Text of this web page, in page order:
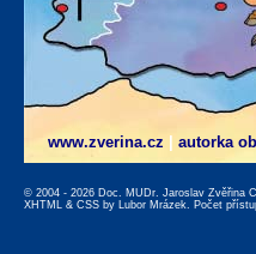
www.zverina.cz autorka
© 2004 - 2026 Doc. MUDr. Jaroslav Zvěřina
XHTML & CSS by Lubor Mrázek. Počet